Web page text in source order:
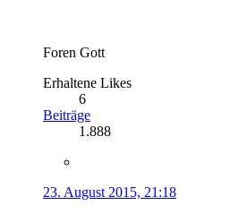
Foren Gott
Erhaltene Likes
6
Beiträge
1.888
23. August 2015, 21:18